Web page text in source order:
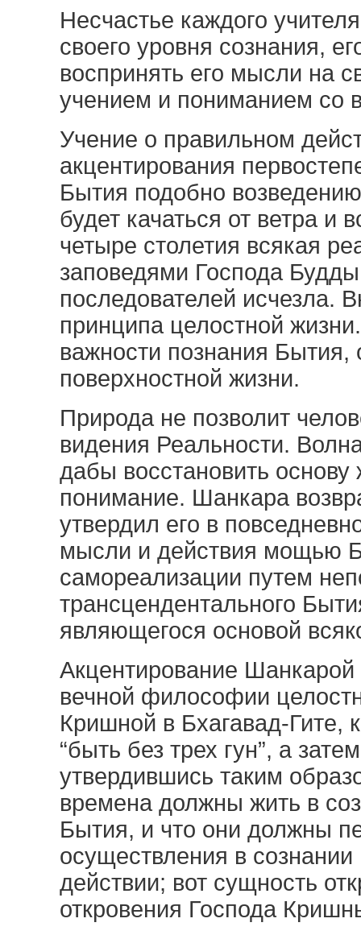
Несчастье каждого
своего уровня сознания,
воспринять его мысли на
учением и пониманием со
Учение о правильном
акцентирования
Бытия подобно
будет качаться от ветра и
четыре столетия всякая
заповедями Господа
последователей исчезла.
принципа целостной
важности познания Бытия,
поверхностной жизни.
Природа не позволит
видения Реальности.
дабы восстановить основу
понимание. Шанкара
утвердил его в
мысли и действия мощью
самореализации путем
трансцендентального
являющегося основой
Акцентирование
вечной философии
Кришной в Бхагавад-Гите,
“быть без трех гун”, а
утвердившись таким
времена должны жить в
Бытия, и что они должны
осуществления в
действии; вот сущность
откровения Господа